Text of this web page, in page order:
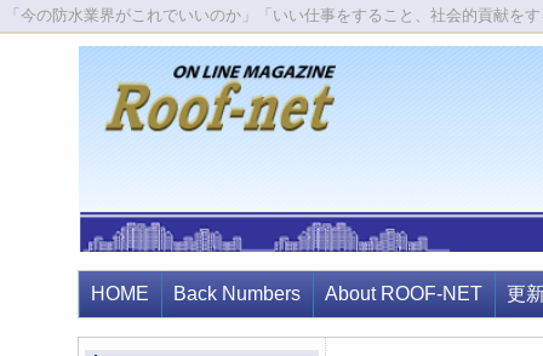
「今の防水業界がこれでいいのか」「いい仕事をすること、社会的貢献
HOME Back Numbers About ROOF-NET 更